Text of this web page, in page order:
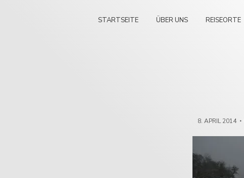
STARTSEITE ÜBER UNS REISEORTE
8. APRIL 2014